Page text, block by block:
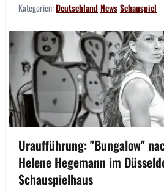
Kategorien:DeutschlandNewsSchauspiel
Uraufführung: "Bungalow"
Helene Hegemann im
Schauspielhaus